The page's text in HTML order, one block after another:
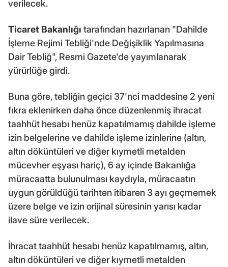
verilecek.
Ticaret Bakanlığı tarafından hazırlanan "Dahilde
İşleme Rejimi Tebliği'nde Değişiklik Yapılmasına
Dair Tebliğ", Resmi Gazete'de yayımlanarak
yürürlüğe girdi.
Buna göre, tebliğin geçici 37'nci maddesine 2 yeni
fıkra eklenirken daha önce düzenlenmiş ihracat
taahhüt hesabı henüz kapatılmamış dahilde işleme
izin belgelerine ve dahilde işleme izinlerine (altın,
altın döküntüleri ve diğer kıymetli metalden
mücevher eşyası hariç), 6 ay içinde Bakanlığa
müracaatta bulunulması kaydıyla, müracaatın
uygun görüldüğü tarihten itibaren 3 ayı geçmemek
üzere belge ve izin orijinal süresinin yarısı kadar
ilave süre verilecek.
İhracat taahhüt hesabı henüz kapatılmamış, altın,
altın döküntüleri ve diğer kıymetli metalden